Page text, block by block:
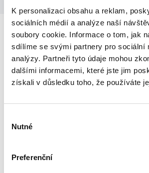
K personalizaci obsahu a reklam,
sociálních médií a analýze naší
soubory cookie. Informace o tom, jak
sdílíme se svými partnery pro sociální
analýzy. Partneři tyto údaje mohou
dalšími informacemi, které jste jim
získali v důsledku toho, že používáte
souhlasu
Nutné
Preferenční
Poznejte další
Autoalarm JABLOTRON
auta, kamiony i zemědělské